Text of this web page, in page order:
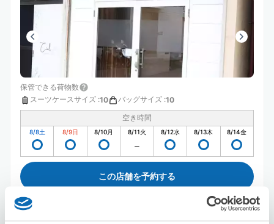
保管できる荷物数
スーツケースサイズ :10 バッグサイズ :10
空き時間
8/8土 8/9日 8/10月 8/11火 8/12水 8/13木 8/14金
この店舗を予約する